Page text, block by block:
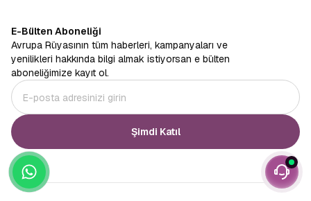
E-Bülten Aboneliği
Avrupa Rüyasının tüm haberleri, kampanyaları ve
yenilikleri hakkında bilgi almak istiyorsan e bülten
aboneliğimize kayıt ol.
Şimdi Katıl